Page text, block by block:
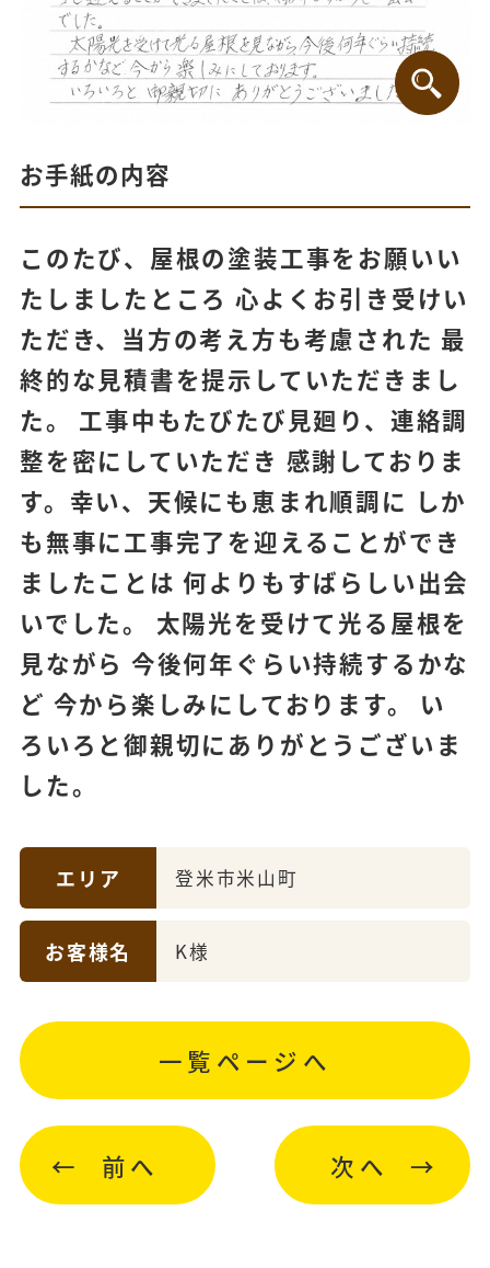
お手紙の内容
このたび、屋根の塗装工事をお願いい
たしましたところ 心よくお引き受けい
ただき、当方の考え方も考慮された 最
終的な見積書を提示していただきまし
た。 工事中もたびたび見廻り、連絡調
整を密にしていただき 感謝しておりま
す。幸い、天候にも恵まれ順調に しか
も無事に工事完了を迎えることができ
ましたことは 何よりもすばらしい出会
いでした。 太陽光を受けて光る屋根を
見ながら 今後何年ぐらい持続するかな
ど 今から楽しみにしております。 い
ろいろと御親切にありがとうございま
した。
エリア 登米市米山町
お客様名 K様
前へ
一覧ページへ
次へ